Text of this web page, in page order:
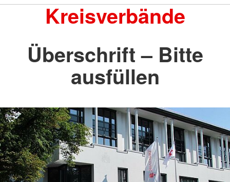
Kreisverbände
Überschrift – Bitte
ausfüllen